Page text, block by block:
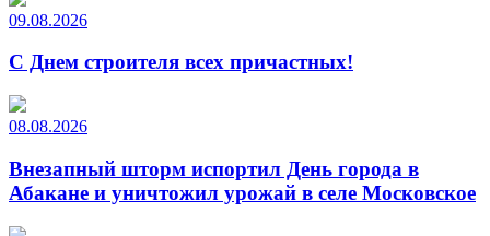
09.08.2026
С Днем строителя всех причастных!
08.08.2026
Внезапный шторм испортил День города в
Абакане и уничтожил урожай в селе Московское